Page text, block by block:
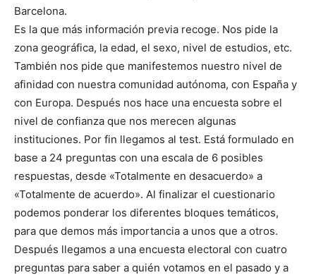
Barcelona.
Es la que más información previa recoge. Nos pide la
zona geográfica, la edad, el sexo, nivel de estudios, etc.
También nos pide que manifestemos nuestro nivel de
afinidad con nuestra comunidad autónoma, con España y
con Europa. Después nos hace una encuesta sobre el
nivel de confianza que nos merecen algunas
instituciones. Por fin llegamos al test. Está formulado en
base a 24 preguntas con una escala de 6 posibles
respuestas, desde «Totalmente en desacuerdo» a
«Totalmente de acuerdo». Al finalizar el cuestionario
podemos ponderar los diferentes bloques temáticos,
para que demos más importancia a unos que a otros.
Después llegamos a una encuesta electoral con cuatro
preguntas para saber a quién votamos en el pasado y a